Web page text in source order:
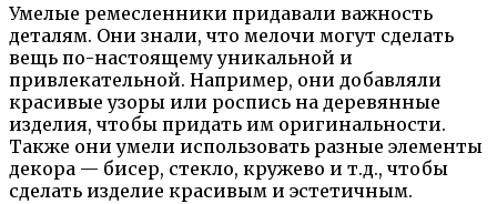
Умелые ремесленники придавали важность
деталям. Они знали, что мелочи могут сделать
вещь по-настоящему уникальной и
привлекательной. Например, они добавляли
красивые узоры или роспись на деревянные
изделия, чтобы придать им оригинальности.
Также они умели использовать разные элементы
декора — бисер, стекло, кружево и т.д., чтобы
сделать изделие красивым и эстетичным.